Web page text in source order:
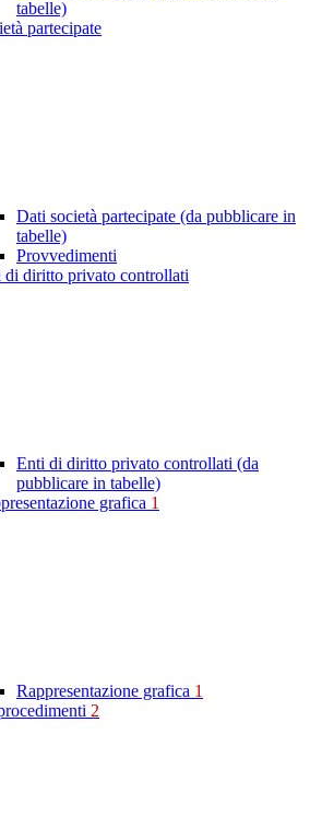
tabelle)
partecipate
Dati società partecipate (da pubblicare in
tabelle)
Provvedimenti
di diritto privato controllati
Enti di diritto privato controllati (da
pubblicare in tabelle)
grafica 1
Rappresentazione grafica 1
2